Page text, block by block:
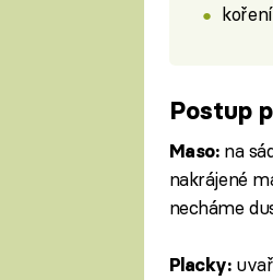
Postup
Maso:na
nakrájené
necháme
Placky: